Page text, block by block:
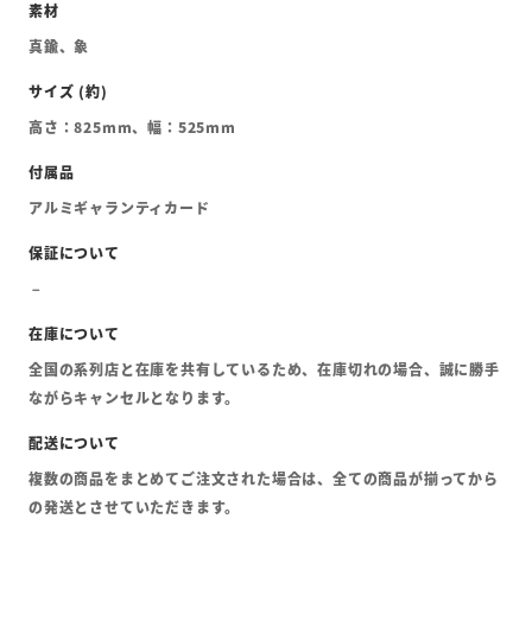
真鍮、象
高さ：825mm、幅：525mm
アルミギャランティカード
全国の系列店と在庫を共有しているため、在庫切れの場合、誠に勝手
ながらキャンセルとなります。
複数の商品をまとめてご注文された場合は、全ての商品が揃ってから
の発送とさせていただきます。